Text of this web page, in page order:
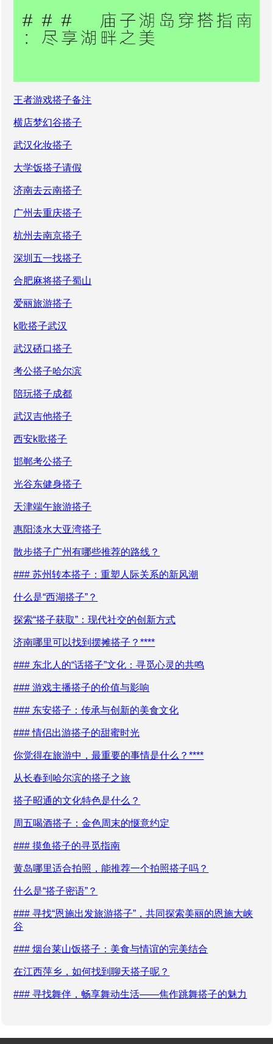
王者游戏搭子备注
横店梦幻谷搭子
武汉化妆搭子
大学饭搭子请假
济南去云南搭子
广州去重庆搭子
杭州去南京搭子
深圳五一找搭子
合肥麻将搭子蜀山
爱丽旅游搭子
k歌搭子武汉
武汉硚口搭子
考公搭子哈尔滨
陪玩搭子成都
武汉吉他搭子
西安k歌搭子
邯郸考公搭子
光谷东健身搭子
天津端午旅游搭子
惠阳淡水大亚湾搭子
散步搭子广州有哪些推荐的路线？
### 苏州转本搭子：重塑人际关系的新风潮
什么是“西湖搭子”？
探索“搭子获取”：现代社交的创新方式
济南哪里可以找到摆摊搭子？****
### 东北人的“话搭子”文化：寻觅心灵的共鸣
### 游戏主播搭子的价值与影响
### 东安搭子：传承与创新的美食文化
### 情侣出游搭子的甜蜜时光
你觉得在旅游中，最重要的事情是什么？****
从长春到哈尔滨的搭子之旅
搭子昭通的文化特色是什么？
周五喝酒搭子：金色周末的惬意约定
### 摸鱼搭子的寻觅指南
黄岛哪里适合拍照，能推荐一个拍照搭子吗？
什么是“搭子密语”？
### 寻找“恩施出发旅游搭子”，共同探索美丽的恩施大峡
谷
### 烟台莱山饭搭子：美食与情谊的完美结合
在江西萍乡，如何找到聊天搭子呢？
### 寻找舞伴，畅享舞动生活——焦作跳舞搭子的魅力